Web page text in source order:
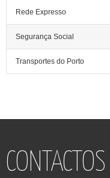
Rede Expresso
Segurança Social
Transportes do Porto
CONTACTOS